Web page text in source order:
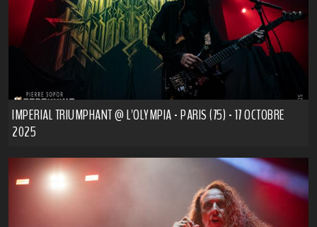
IMPERIAL TRIUMPHANT @ L'OLYMPIA - PARIS (75) - 17 OCTOBRE
2025